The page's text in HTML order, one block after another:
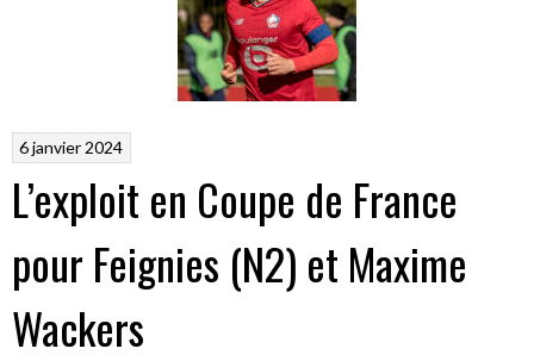
6 janvier 2024
L’exploit en Coupe de France
pour Feignies (N2) et Maxime
Wackers